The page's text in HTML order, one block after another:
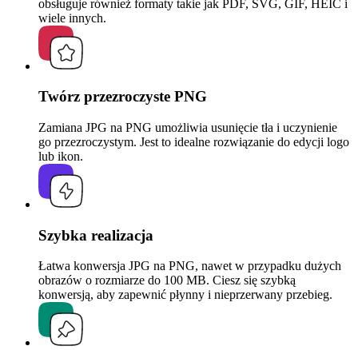
obsługuje również formaty takie jak PDF, SVG, GIF, HEIC i
wiele innych.
Twórz przezroczyste PNG
Zamiana JPG na PNG umożliwia usunięcie tła i uczynienie
go przezroczystym. Jest to idealne rozwiązanie do edycji logo
lub ikon.
Szybka realizacja
Łatwa konwersja JPG na PNG, nawet w przypadku dużych
obrazów o rozmiarze do 100 MB. Ciesz się szybką
konwersją, aby zapewnić płynny i nieprzerwany przebieg.